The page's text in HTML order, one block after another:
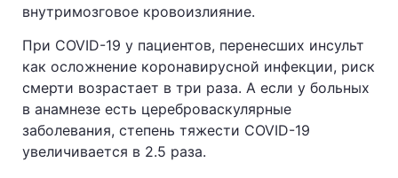
внутримозговое кровоизлияние.
При COVID-19 у пациентов, перенесших инсульт
как осложнение коронавирусной инфекции, риск
смерти возрастает в три раза. А если у больных
в анамнезе есть цереброваскулярные
заболевания, степень тяжести COVID-19
увеличивается в 2.5 раза.